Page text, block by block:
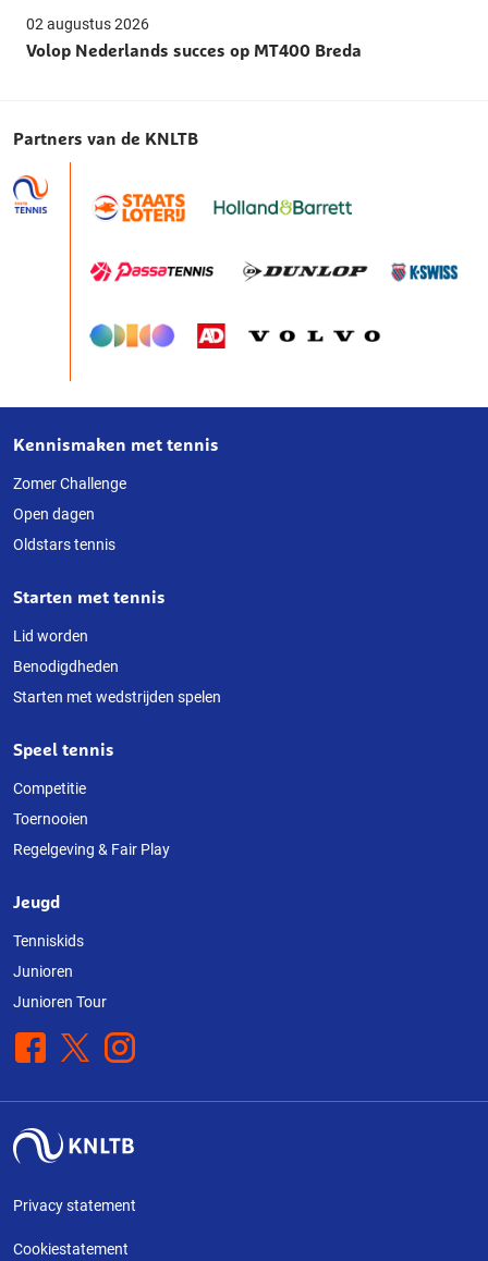
02 augustus 2026
Volop Nederlands succes op MT400 Breda
Partners van de KNLTB
Over
deze
website
Kennismaken met tennis
Zomer Challenge
Open dagen
Oldstars tennis
Starten met tennis
Lid worden
Benodigdheden
Starten met wedstrijden spelen
Speel tennis
Competitie
Toernooien
Regelgeving & Fair Play
Jeugd
Tenniskids
Junioren
Junioren Tour
Facebook
X Instagram
Privacy statement
Cookiestatement